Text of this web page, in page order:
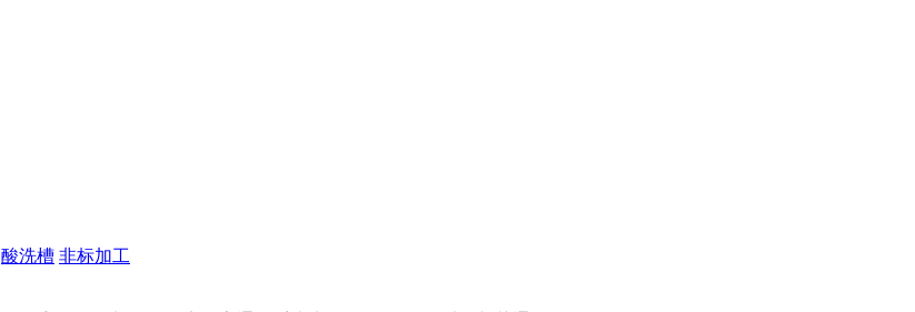
酸洗槽 非标加工